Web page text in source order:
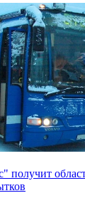
получит